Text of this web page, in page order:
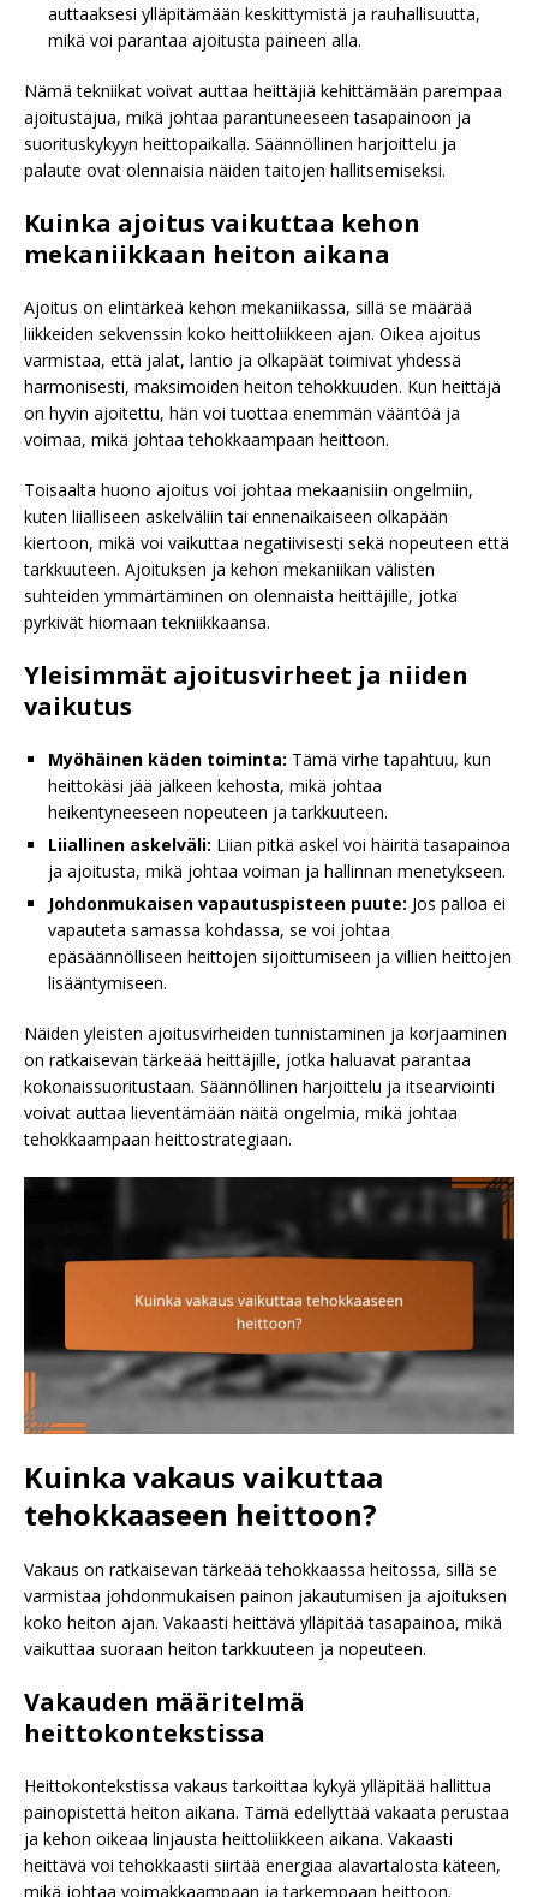
auttaaksesi ylläpitämään keskittymistä ja rauhallisuutta,
mikä voi parantaa ajoitusta paineen alla.
Nämä tekniikat voivat auttaa heittäjiä kehittämään parempaa
ajoitustajua, mikä johtaa parantuneeseen tasapainoon ja
suorituskykyyn heittopaikalla. Säännöllinen harjoittelu ja
palaute ovat olennaisia näiden taitojen hallitsemiseksi.
Kuinka ajoitus vaikuttaa kehon
mekaniikkaan heiton aikana
Ajoitus on elintärkeä kehon mekaniikassa, sillä se määrää
liikkeiden sekvenssin koko heittoliikkeen ajan. Oikea ajoitus
varmistaa, että jalat, lantio ja olkapäät toimivat yhdessä
harmonisesti, maksimoiden heiton tehokkuuden. Kun heittäjä
on hyvin ajoitettu, hän voi tuottaa enemmän vääntöä ja
voimaa, mikä johtaa tehokkaampaan heittoon.
Toisaalta huono ajoitus voi johtaa mekaanisiin ongelmiin,
kuten liialliseen askelväliin tai ennenaikaiseen olkapään
kiertoon, mikä voi vaikuttaa negatiivisesti sekä nopeuteen että
tarkkuuteen. Ajoituksen ja kehon mekaniikan välisten
suhteiden ymmärtäminen on olennaista heittäjille, jotka
pyrkivät hiomaan tekniikkaansa.
Yleisimmät ajoitusvirheet ja niiden
vaikutus
Myöhäinen käden toiminta: Tämä virhe tapahtuu, kun
heittokäsi jää jälkeen kehosta, mikä johtaa
heikentyneeseen nopeuteen ja tarkkuuteen.
Liiallinen askelväli: Liian pitkä askel voi häiritä tasapainoa
ja ajoitusta, mikä johtaa voiman ja hallinnan menetykseen.
Johdonmukaisen vapautuspisteen puute: Jos palloa ei
vapauteta samassa kohdassa, se voi johtaa
epäsäännölliseen heittojen sijoittumiseen ja villien heittojen
lisääntymiseen.
Näiden yleisten ajoitusvirheiden tunnistaminen ja korjaaminen
on ratkaisevan tärkeää heittäjille, jotka haluavat parantaa
kokonaissuoritustaan. Säännöllinen harjoittelu ja itsearviointi
voivat auttaa lieventämään näitä ongelmia, mikä johtaa
tehokkaampaan heittostrategiaan.
Kuinka vakaus vaikuttaa
tehokkaaseen heittoon?
Vakaus on ratkaisevan tärkeää tehokkaassa heitossa, sillä se
varmistaa johdonmukaisen painon jakautumisen ja ajoituksen
koko heiton ajan. Vakaasti heittävä ylläpitää tasapainoa, mikä
vaikuttaa suoraan heiton tarkkuuteen ja nopeuteen.
Vakauden määritelmä
heittokontekstissa
Heittokontekstissa vakaus tarkoittaa kykyä ylläpitää hallittua
painopistettä heiton aikana. Tämä edellyttää vakaata perustaa
ja kehon oikeaa linjausta heittoliikkeen aikana. Vakaasti
heittävä voi tehokkaasti siirtää energiaa alavartalosta käteen,
mikä johtaa voimakkaampaan ja tarkempaan heittoon.